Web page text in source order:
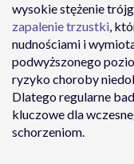
wysokie stężenie
zapalenie trzustki,
nudnościami i
podwyższonego
ryzyko choroby
Dlatego regularne
kluczowe dla
schorzeniom.